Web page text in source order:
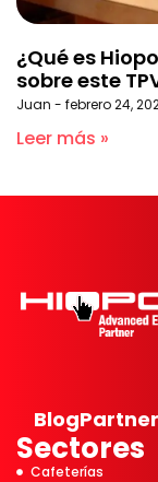
¿Qué es
sobre este
Juan febrero 24,
Leer más »
Sectores
Cafeterías
Blog